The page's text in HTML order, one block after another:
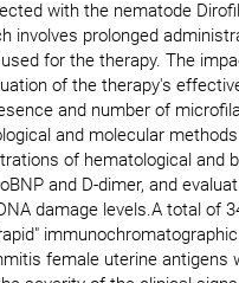
with the nematode
involves prolonged
for the therapy. The
of the therapy's
and number of
and molecular methods
of hematological and
and D-dimer, and
damage levels.A total of
female uterine antigens